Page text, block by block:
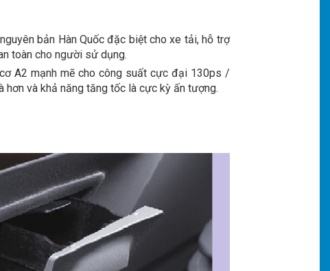
bản Hàn Quốc đặc biệt cho xe tải, hỗ trợ
toàn cho người sử dụng.
A2 mạnh mẽ cho công suất cực đại 130ps /
hơn và khả năng tăng tốc là cực kỳ ấn tượng.